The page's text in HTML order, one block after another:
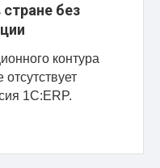
без
контура
1С:ERP.